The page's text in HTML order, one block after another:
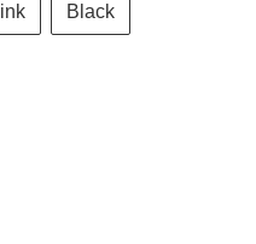
Black